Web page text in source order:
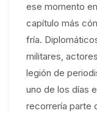
ese momento
capítulo más
fría.
militares,
legión de
uno de los días
recorrería parte